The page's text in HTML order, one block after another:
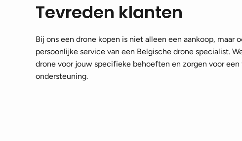
Tevreden klanten
Bij ons een drone kopen is niet alleen een aankoop, maar
persoonlijke service van een Belgische drone specialist.
drone voor jouw specifieke behoeften en zorgen voor
ondersteuning.